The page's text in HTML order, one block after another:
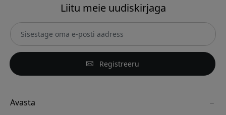
Liitu meie uudiskirjaga
Registreeru
Avasta